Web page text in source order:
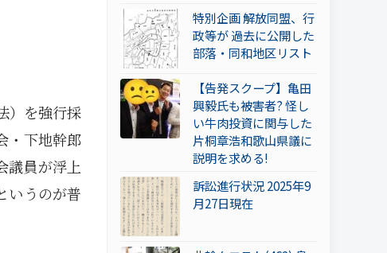
特別企画 解放同盟、行
政等が 過去に公開した
部落・同和地区リスト
【告発スクープ】亀田
興毅氏も被害者? 怪し
い牛肉投資に関与した
片桐章浩和歌山県議に
説明を求める!
訴訟進行状況 2025年9
月27日現在
）を強行採
・下地幹郎
議員が浮上
いうのが普